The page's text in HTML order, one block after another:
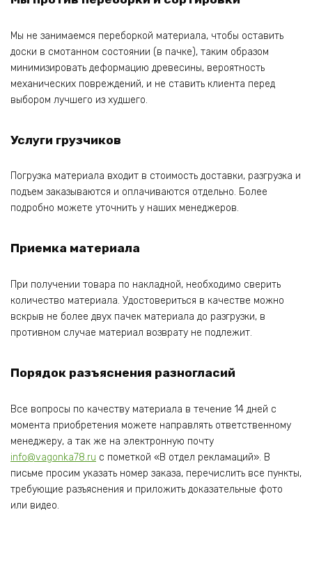
Мы не занимаемся переборкой материала, чтобы оставить
доски в смотанном состоянии (в пачке), таким образом
минимизировать деформацию древесины, вероятность
механических повреждений, и не ставить клиента перед
выбором лучшего из худшего.
Услуги грузчиков
Погрузка материала входит в стоимость доставки, разгрузка и
подъем заказываются и оплачиваются отдельно. Более
подробно можете уточнить у наших менеджеров.
Приемка материала
При получении товара по накладной, необходимо сверить
количество материала. Удостовериться в качестве можно
вскрыв не более двух пачек материала до разгрузки, в
противном случае материал возврату не подлежит.
Порядок разъяснения разногласий
Все вопросы по качеству материала в течение 14 дней с
момента приобретения можете направлять ответственному
менеджеру, а так же на электронную почту
info@vagonka78.ru с пометкой «В отдел рекламаций». В
письме просим указать номер заказа, перечислить все пункты,
требующие разъяснения и приложить доказательные фото
или видео.